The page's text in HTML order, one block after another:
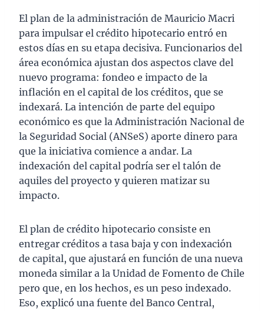
El plan de la administración de Mauricio Macri
para impulsar el crédito hipotecario entró en
estos días en su etapa decisiva. Funcionarios del
área económica ajustan dos aspectos clave del
nuevo programa: fondeo e impacto de la
inflación en el capital de los créditos, que se
indexará. La intención de parte del equipo
económico es que la Administración Nacional de
la Seguridad Social (ANSeS) aporte dinero para
que la iniciativa comience a andar. La
indexación del capital podría ser el talón de
aquiles del proyecto y quieren matizar su
impacto.
El plan de crédito hipotecario consiste en
entregar créditos a tasa baja y con indexación
de capital, que ajustará en función de una nueva
moneda similar a la Unidad de Fomento de Chile
pero que, en los hechos, es un peso indexado.
Eso, explicó una fuente del Banco Central,